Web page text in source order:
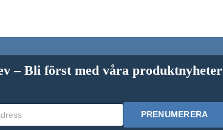
– Bli först med våra produktnyheter
PRENUMERERA